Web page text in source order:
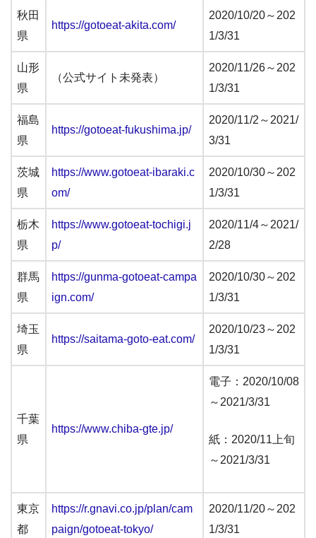
秋田
県
https://gotoeat-akita.com/
2020/10/20～202
1/3/31
山形
県
（公式サイト未発表）
2020/11/26～202
1/3/31
福島
県
https://gotoeat-fukushima.jp/
2020/11/2～2021/
3/31
茨城
県
https://www.gotoeat-ibaraki.c
om/
2020/10/30～202
1/3/31
栃木
県
https://www.gotoeat-tochigi.j
p/
2020/11/4～2021/
2/28
群馬
県
https://gunma-gotoeat-campa
ign.com/
2020/10/30～202
1/3/31
埼玉
県
https://saitama-goto-eat.com/
2020/10/23～202
1/3/31
千葉
県
https://www.chiba-gte.jp/
電子：2020/10/08
～2021/3/31
紙：2020/11上旬
～2021/3/31
東京
都
https://r.gnavi.co.jp/plan/cam
paign/gotoeat-tokyo/
2020/11/20～202
1/3/31